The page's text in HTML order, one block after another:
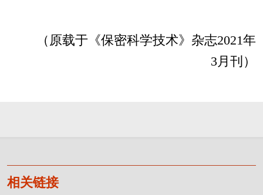
（原载于《保密科学技术》杂志2021年
3月刊）
相关链接